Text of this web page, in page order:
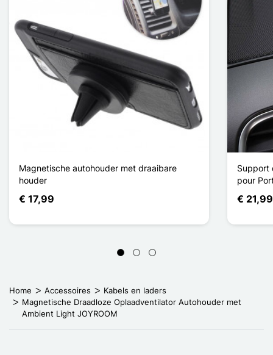
Magnetische autohouder met draaibare
houder
€ 17,99
Support
pour
€ 21,99
Home Accessoires
Kabels en laders
Magnetische Draadloze Oplaadventilator Autohouder met
Ambient Light JOYROOM